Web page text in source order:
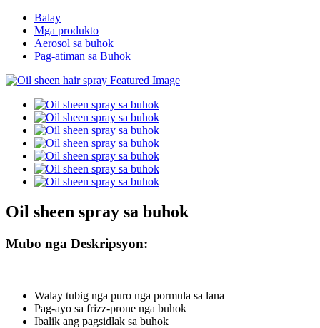
Balay
Mga produkto
Aerosol sa buhok
Pag-atiman sa Buhok
Oil sheen spray sa buhok
Mubo nga Deskripsyon:
Walay tubig nga puro nga pormula sa lana
Pag-ayo sa frizz-prone nga buhok
Ibalik ang pagsidlak sa buhok